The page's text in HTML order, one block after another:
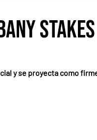
y se proyecta como